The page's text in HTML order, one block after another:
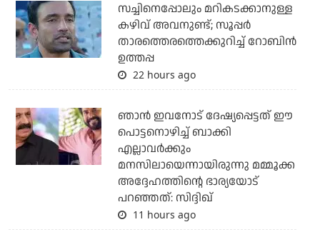
സച്ചിനെപ്പോലും മറികടക്കാനുള്ള
കഴിവ് അവനുണ്ട്; സൂപ്പര്‍
താരത്തെരത്തെക്കുറിച്ച് റോബിന്‍
ഉത്തപ്പ
22 hours ago
ഞാന്‍ ഇവനോട് ദേഷ്യപ്പെട്ടത് ഈ
പൊട്ടനൊഴിച്ച് ബാക്കി
എല്ലാവര്‍ക്കും
മനസിലായെന്നായിരുന്നു മമ്മൂക്ക
അദ്ദേഹത്തിന്റെ ഭാര്യയോട്
പറഞ്ഞത്: സിദ്ദിഖ്
11 hours ago